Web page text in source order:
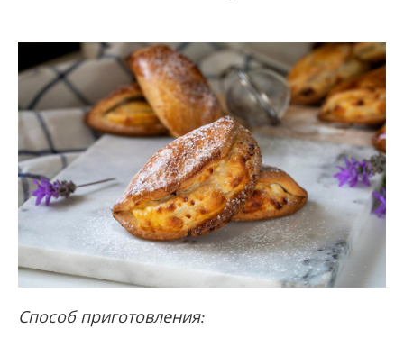
Способ приготовления: